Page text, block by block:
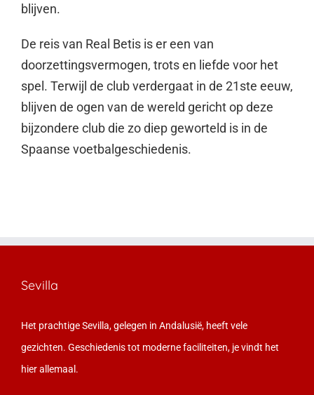
blijven.
De reis van Real Betis is er een van
doorzettingsvermogen, trots en liefde voor het
spel. Terwijl de club verdergaat in de 21ste eeuw,
blijven de ogen van de wereld gericht op deze
bijzondere club die zo diep geworteld is in de
Spaanse voetbalgeschiedenis.
Sevilla
Het prachtige Sevilla, gelegen in Andalusië, heeft vele
gezichten. Geschiedenis tot moderne faciliteiten, je vindt het
hier allemaal.